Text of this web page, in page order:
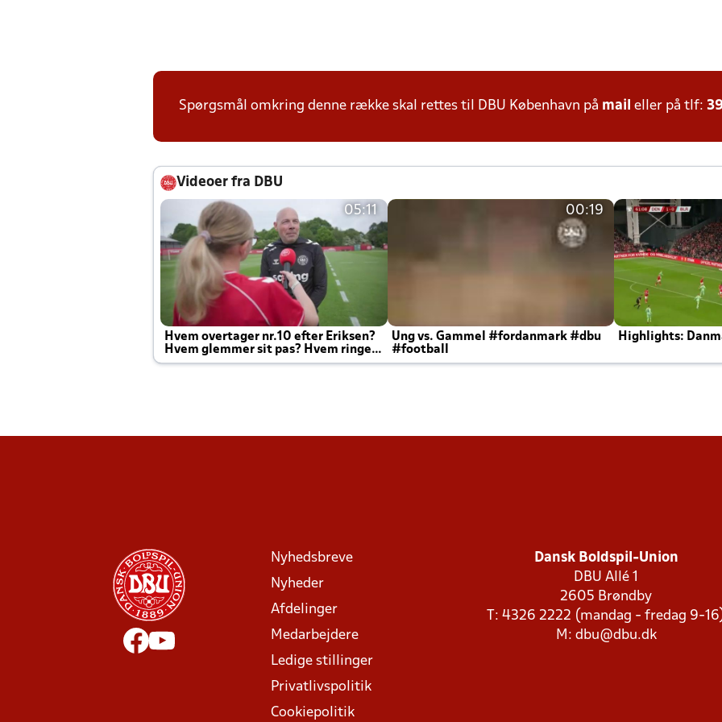
Spørgsmål omkring denne række skal rettes til DBU København på mail eller på tlf:
Videoer fra DBU
05:11
Hvem overtager nr.10 efter Eriksen?
Hvem glemmer sit pas? Hvem ringer
Joachim altid til efter kampe?
00:19
Ung vs. Gammel #fordanmark #dbu
#football
Highlights:
Nyhedsbreve
Nyheder
Afdelinger
Medarbejdere
Ledige stillinger
Privatlivspolitik
Cookiepolitik
Dansk Boldspil-Union
DBU Allé 1
2605 Brøndby
T: 4326 2222 (mandag - fredag 9-
M: dbu@dbu.dk